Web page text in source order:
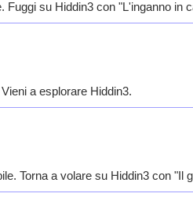
Fuggi su Hiddin3 con "L'inganno in
a esplorare Hiddin3.
Torna a volare su Hiddin3 con "Il